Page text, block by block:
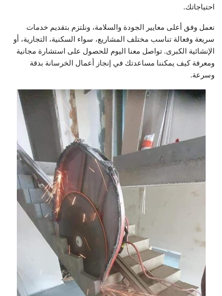
احتياجاتك.
نعمل وفق أعلى معايير الجودة والسلامة، ونلتزم بتقديم خدمات
سريعة وفعالة تناسب مختلف المشاريع، سواء السكنية، التجارية، أو
الإنشائية الكبرى. تواصل معنا اليوم للحصول على استشارة مجانية
ومعرفة كيف يمكننا مساعدتك في إنجاز أعمال الخرسانة بدقة
وسرعة.